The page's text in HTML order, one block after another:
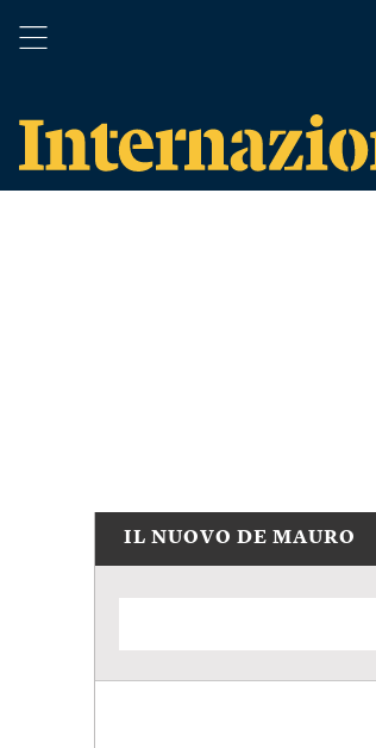
IL NUOVO DE MAURO